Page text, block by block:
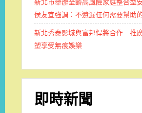
新北市舉辦全齡高風險家庭整合型
侯友宜強調：不遺漏任何需要幫助
新北秀泰影城與富邦悍將合作 推
塑享受無痕娛樂
即時新聞